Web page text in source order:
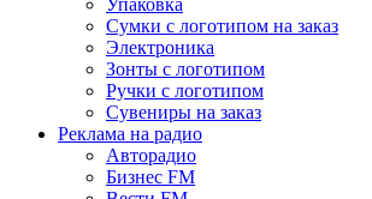
Сумки с логотипом на заказ
Электроника
Зонты с логотипом
Ручки с логотипом
Сувениры на заказ
Реклама на радио
Авторадио
Бизнес FM